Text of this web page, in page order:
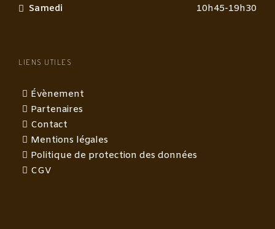
Samedi
10h45-19h30
LIENS UTILES
Évènement
Partenaires
Contact
Mentions légales
Politique de protection des données
CGV